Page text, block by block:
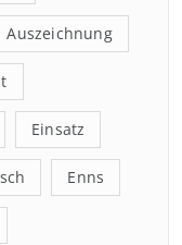
Auszeichnung
Einsatz
Enns